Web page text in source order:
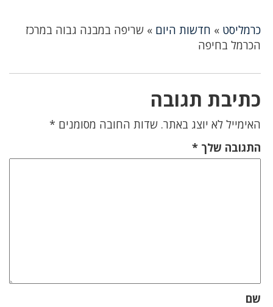
כרמליסט » חדשות היום » שריפה במבנה גבוה במרכז
הכרמל בחיפה
כתיבת תגובה
האימייל לא יוצג באתר. שדות החובה מסומנים *
התגובה שלך *
שם